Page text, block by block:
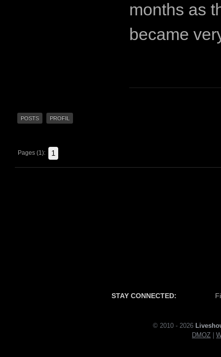
months as
became
POSTS PROFIL
Pages (1): 1
STAY CONNECTED:
© 2010 - 2026
DMOZ